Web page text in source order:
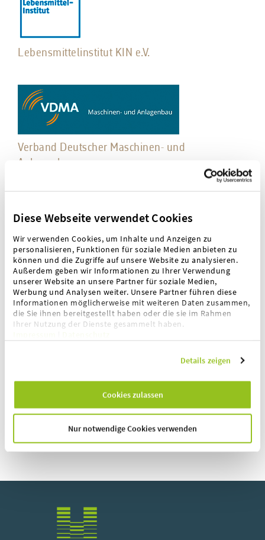
Diese Webseite verwendet Cookies
Wir verwenden Cookies, um Inhalte und Anzeigen zu
personalisieren, Funktionen für soziale Medien anbieten zu
können und die Zugriffe auf unsere Website zu analysieren.
Außerdem geben wir Informationen zu Ihrer Verwendung
unserer Website an unsere Partner für soziale Medien,
Werbung und Analysen weiter. Unsere Partner führen diese
Informationen möglicherweise mit weiteren Daten zusammen,
die Sie ihnen bereitgestellt haben oder die sie im Rahmen
Ihrer Nutzung der Dienste gesammelt haben.
Details zeigen
Cookies zulassen
Nur notwendige Cookies verwenden
Lebensmittelinstitut KIN e.V.
Verband Deutscher Maschinen- und
Anlagenbauer
Industrie- und Handelskammer Osnabrück,
Emsland, Grafschaft Bentheim
Handwerkskammer Osnabrück, Emsland,